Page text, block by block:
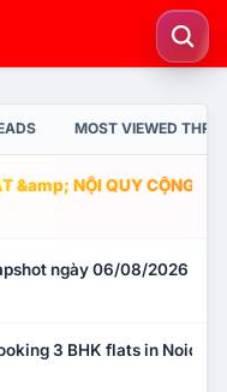
MOST VIEWED
&amp; NỘI QUY CỘNG
ngày 06/08/2026
3 BHK flats in Noida?